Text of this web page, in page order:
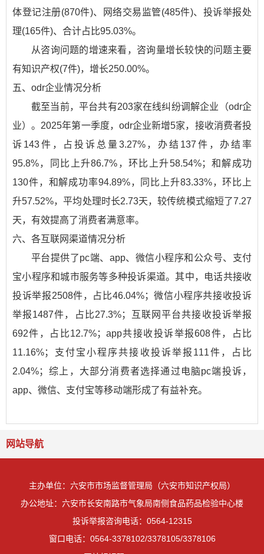
体登记注册(870件)、网络交易监管(485件)、投诉举报处
理(165件)、合计占比95.03%。
从咨询问题的增速来看，咨询量增长较快的问题主要
有知识产权(7件)，增长250.00%。
五、odr企业情况分析
截至当前，平台共有203家在线纠纷调解企业（odr企
业）。2025年第一季度，odr企业新增5家，接收消费者投
诉143件，占投诉总量3.27%，办结137件，办结率
95.8%，同比上升86.7%，环比上升58.54%；和解成功
130件，和解成功率94.89%，同比上升83.33%，环比上
升57.52%，平均处理时长2.73天，较传统模式缩短了7.27
天，有效提高了消费者满意率。
六、各互联网渠道情况分析
平台提供了pc端、app、微信小程序和公众号、支付
宝小程序和城市服务等多种投诉渠道。其中，电话共接收
投诉举报2508件，占比46.04%；微信小程序共接收投诉
举报1487件，占比27.3%；互联网平台共接收投诉举报
692件，占比12.7%；app共接收投诉举报608件，占比
11.16%；支付宝小程序共接收投诉举报111件，占比
2.04%；综上，大部分消费者选择通过电脑pc端投诉，
app、微信、支付宝等移动端形成了有益补充。
网站导航
主办单位：六安市市场监督管理局（六安市知识产权局）
办公地址：六安市长安南路市气象局南侧食品药品检验中心楼
投诉举报咨询电话：0564-12315
窗口电话：0564-3378102/3378105/3378106